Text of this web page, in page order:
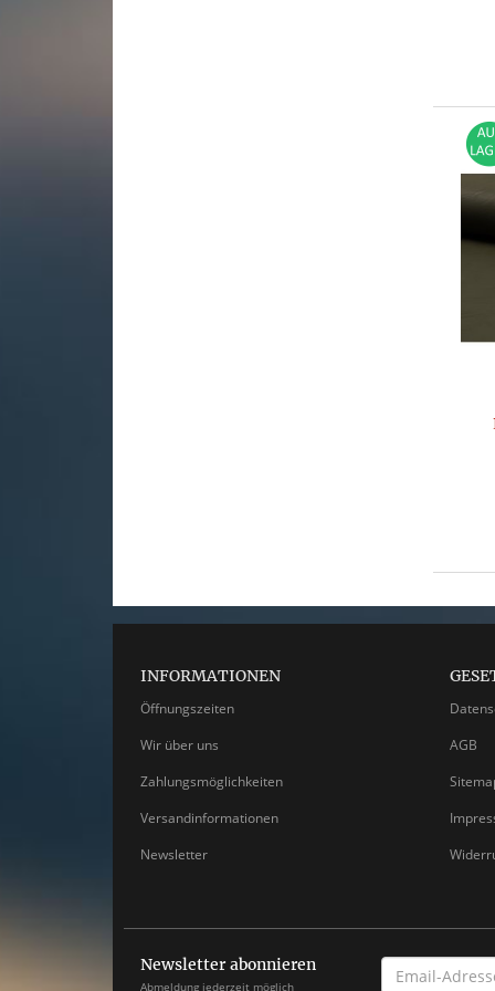
INFORMATIONEN
Öffnungszeiten
Wir über uns
Zahlungsmöglichkeiten
Versandinformationen
Newsletter
AGB
Newsletter abonnieren
Abmeldung jederzeit möglich
EMAIL-
ADRESSE